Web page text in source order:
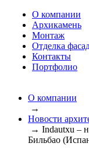
О компании
Архикамень
Монтаж
Отделка
Контакты
Портфолио
О компании
→
Новости
→ Indautxu –
Бильбао